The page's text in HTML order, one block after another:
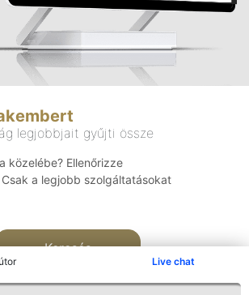
Live chat
legjobbjait gyűjti össze
közelébe? Ellenőrizze
a legjobb szolgáltatásokat
Keresés